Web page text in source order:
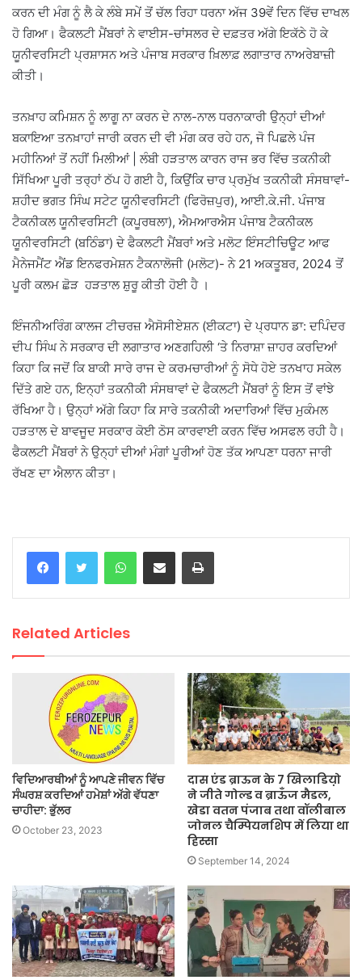
ਕਰਨ ਦੀ ਮੰਗ ਨੂੰ ਲੈ ਕੇ ਲੰਬੇ ਸਮੇਂ ਤੋਂ ਚੱਲ ਰਿਹਾ ਧਰਨਾ ਅੱਜ 39ਵੇਂ ਦਿਨ ਵਿੱਚ ਦਾਖਲ
ਹੋ ਗਿਆ। ਫੈਕਲਟੀ ਮੈਂਬਰਾਂ ਨੇ ਵਾਈਸ-ਚਾਂਸਲਰ ਦੇ ਦਫ਼ਤਰ ਅੱਗੇ ਇਕੱਠੇ ਹੋ ਕੇ
ਯੂਨੀਵਰਸਿਟੀ ਪ੍ਰਸ਼ਾਸਨ ਅਤੇ ਪੰਜਾਬ ਸਰਕਾਰ ਖ਼ਿਲਾਫ਼ ਲਗਾਤਾਰ ਨਾਅਰੇਬਾਜ਼ੀ
ਕੀਤੀ।
ਤਨਖ਼ਾਹ ਕਮਿਸ਼ਨ ਨੂੰ ਲਾਗੂ ਨਾ ਕਰਨ ਦੇ ਨਾਲ-ਨਾਲ ਧਰਨਾਕਾਰੀ ਉਨ੍ਹਾਂ ਦੀਆਂ
ਬਕਾਇਆ ਤਨਖ਼ਾਹਾਂ ਜਾਰੀ ਕਰਨ ਦੀ ਵੀ ਮੰਗ ਕਰ ਰਹੇ ਹਨ, ਜੋ ਪਿਛਲੇ ਪੰਜ
ਮਹੀਨਿਆਂ ਤੋਂ ਨਹੀਂ ਮਿਲੀਆਂ | ਲੰਬੀ ਹੜਤਾਲ ਕਾਰਨ ਰਾਜ ਭਰ ਵਿੱਚ ਤਕਨੀਕੀ
ਸਿੱਖਿਆ ਪੂਰੀ ਤਰ੍ਹਾਂ ਠੱਪ ਹੋ ਗਈ ਹੈ, ਕਿਉਂਕਿ ਚਾਰ ਪ੍ਰਮੁੱਖ ਤਕਨੀਕੀ ਸੰਸਥਾਵਾਂ-
ਸ਼ਹੀਦ ਭਗਤ ਸਿੰਘ ਸਟੇਟ ਯੂਨੀਵਰਸਿਟੀ (ਫਿਰੋਜ਼ਪੁਰ), ਆਈ.ਕੇ.ਜੀ. ਪੰਜਾਬ
ਟੈਕਨੀਕਲ ਯੂਨੀਵਰਸਿਟੀ (ਕਪੂਰਥਲਾ), ਐਮਆਰਐਸ ਪੰਜਾਬ ਟੈਕਨੀਕਲ
ਯੂਨੀਵਰਸਿਟੀ (ਬਠਿੰਡਾ) ਦੇ ਫੈਕਲਟੀ ਮੈਂਬਰਾਂ ਅਤੇ ਮਲੋਟ ਇੰਸਟੀਚਿਊਟ ਆਫ
ਮੈਨੇਜਮੈਂਟ ਐਂਡ ਇਨਫਰਮੇਸ਼ਨ ਟੈਕਨਾਲੋਜੀ (ਮਲੋਟ)- ਨੇ 21 ਅਕਤੂਬਰ, 2024 ਤੋਂ
ਪੂਰੀ ਕਲਮ ਛੋੜ ਹੜਤਾਲ ਸ਼ੁਰੂ ਕੀਤੀ ਹੋਈ ਹੈ ।
ਇੰਜਨੀਅਰਿੰਗ ਕਾਲਜ ਟੀਚਰਜ਼ ਐਸੋਸੀਏਸ਼ਨ (ਈਕਟਾ) ਦੇ ਪ੍ਰਧਾਨ ਡਾ: ਦਪਿੰਦਰ
ਦੀਪ ਸਿੰਘ ਨੇ ਸਰਕਾਰ ਦੀ ਲਗਾਤਾਰ ਅਣਗਹਿਲੀ ‘ਤੇ ਨਿਰਾਸ਼ਾ ਜ਼ਾਹਰ ਕਰਦਿਆਂ
ਕਿਹਾ ਕਿ ਜਦੋਂ ਕਿ ਬਾਕੀ ਸਾਰੇ ਰਾਜ ਦੇ ਕਰਮਚਾਰੀਆਂ ਨੂੰ ਸੋਧੇ ਹੋਏ ਤਨਖਾਹ ਸਕੇਲ
ਦਿੱਤੇ ਗਏ ਹਨ, ਇਨ੍ਹਾਂ ਤਕਨੀਕੀ ਸੰਸਥਾਵਾਂ ਦੇ ਫੈਕਲਟੀ ਮੈਂਬਰਾਂ ਨੂੰ ਇਸ ਤੋਂ ਵਾਂਝੇ
ਰੱਖਿਆ ਹੈ। ਉਨ੍ਹਾਂ ਅੱਗੇ ਕਿਹਾ ਕਿ ਸਾਰੇ ਤਕਨੀਕੀ ਅਦਾਰਿਆਂ ਵਿੱਚ ਮੁਕੰਮਲ
ਹੜਤਾਲ ਦੇ ਬਾਵਜੂਦ ਸਰਕਾਰ ਕੋਈ ਠੋਸ ਕਾਰਵਾਈ ਕਰਨ ਵਿੱਚ ਅਸਫਲ ਰਹੀ ਹੈ।
ਫੈਕਲਟੀ ਮੈਂਬਰਾਂ ਨੇ ਉਨ੍ਹਾਂ ਦੀਆਂ ਮੰਗਾਂ ਪੂਰੀਆਂ ਹੋਣ ਤੱਕ ਆਪਣਾ ਧਰਨਾ ਜਾਰੀ
ਰੱਖਣ ਦਾ ਐਲਾਨ ਕੀਤਾ।
WhatsAppShare via Email Print
Related Articles
ਵਿਦਿਆਰਥੀਆਂ ਨੂੰ ਆਪਣੇ ਜੀਵਨ ਵਿੱਚ
ਸੰਘਰਸ਼ ਕਰਦਿਆਂ ਹਮੇਸ਼ਾਂ ਅੱਗੇ ਵੱਧਣਾ
ਚਾਹੀਦਾ: ਭੁੱਲਰ
October 23, 2023
दास एंड ब्राऊन के 7 खिलाडिय़ो
ने जीते गोल्ड व ब्राऊँज मैडल,
खेडा वतन पंजाब तथा वॉलीबाल
जोनल चैम्पियनशिप में लिया था
हिस्सा
September 14, 2024